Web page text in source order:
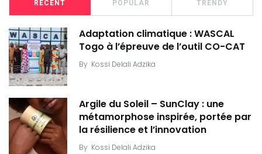
RECENT POPULAR TRENDY
Adaptation climatique : WASCAL
Togo à l’épreuve de l’outil CO-CAT
By Kossi Delali Adzika
Argile du Soleil – SunClay : une
métamorphose inspirée, portée par
la résilience et l’innovation
By Kossi Delali Adzika